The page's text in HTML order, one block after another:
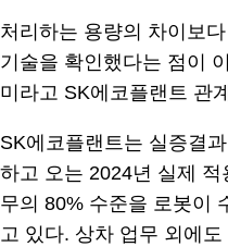
처리하는 용량의 차이보
기술을 확인했다는 점이
미라고 SK에코플랜트 관
SK에코플랜트는 실증결
하고 오는 2024년 실제
무의 80% 수준을 로봇이
고 있다. 상차 업무 외에